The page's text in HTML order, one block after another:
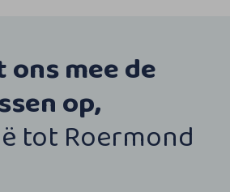
ons mee de
op,
tot Roermond